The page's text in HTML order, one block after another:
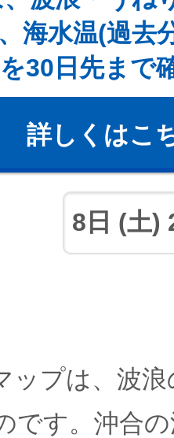
海水温(過去
30日先まで
詳しくはこ
ップは、波
です。沖合